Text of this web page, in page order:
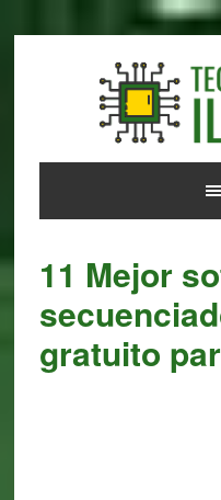
11 Mejor
gratuito